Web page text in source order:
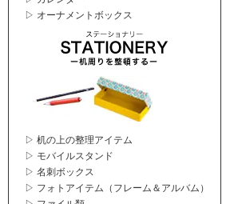
▷ オーナメントボックス
▷ 机の上の整理アイテム
▷ モバイルスタンド
▷ 名刺ボックス
▷ フォトアイテム（フレーム＆アルバム）